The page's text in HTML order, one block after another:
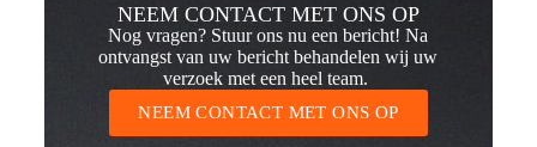
NEEM CONTACT MET ONS OP
Nog vragen? Stuur ons nu een bericht! Na
ontvangst van uw bericht behandelen wij uw
verzoek met een heel team.
NEEM CONTACT MET ONS OP